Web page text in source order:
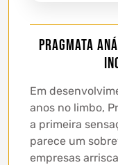
Pragmata
Em
anos no limbo,
a primeira
parece um
empresas